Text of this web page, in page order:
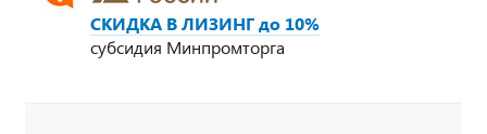
СКИДКА В ЛИЗИНГ до 10%
субсидия Минпромторга